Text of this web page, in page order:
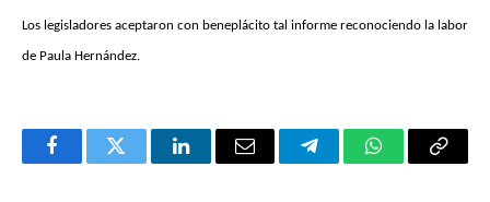
Los legisladores aceptaron con beneplácito tal informe reconociendo la labor
de Paula Hernández.
FacebookTwitter LinkedInEmail TelegramWhatsApp
Copy